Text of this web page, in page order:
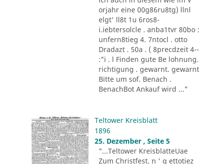
orjahr eine 00g86ru8tg) llnl
elgt' ll8t 1u 6ros8-
i.iebtersolcle . anba1tvr 80bo :
unfern8tieg 4. 7ntocl . otto
Dradazt . 50a . ( 8precdzeit 4--
:"i . l Finden gute Be lohnung.
richtigung . gewarnt. gewarnt
Bitte um sof. Benach .
BenachBot Ankauf wird ..."
Teltower Kreisblatt
1896
25. Dezember , Seite 5
"...Teltower KreisblatteUae
Zum Christfest. n ' g ettotiez